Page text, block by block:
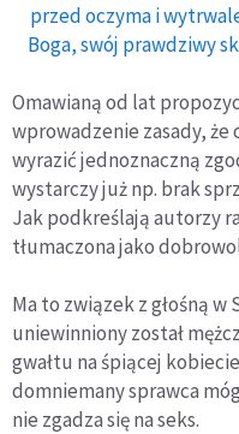
przed oczyma i
Boga, swój prawdziwy
Omawianą od lat
wprowadzenie zasady,
wyrazić jednoznaczną
wystarczy już np. brak
Jak podkreślają autorzy
tłumaczona jako
Ma to związek z głośną
uniewinniony został
gwałtu na śpiącej
domniemany sprawca
nie zgadza się na seks.